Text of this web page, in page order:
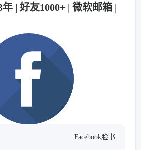
年 | 好友1000+ | 微软邮箱 |
Facebook脸书